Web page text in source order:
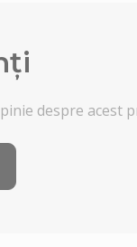
despre acest